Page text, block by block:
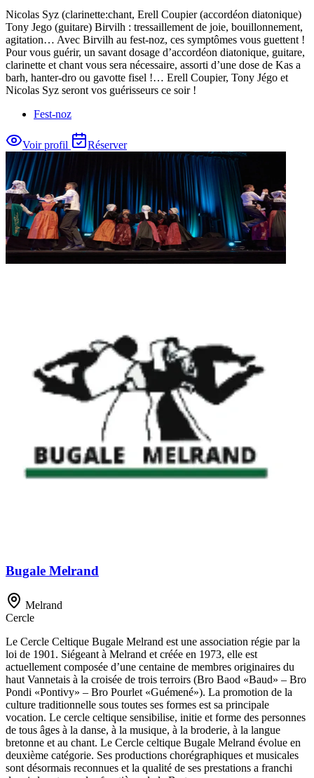
Nicolas Syz (clarinette:chant, Erell Coupier (accordéon diatonique)
Tony Jego (guitare) Birvilh : tressaillement de joie, bouillonnement,
agitation… Avec Birvilh au fest-noz, ces symptômes vous guettent !
Pour vous guérir, un savant dosage d’accordéon diatonique, guitare,
clarinette et chant vous sera nécessaire, assorti d’une dose de Kas a
barh, hanter-dro ou gavotte fisel !… Erell Coupier, Tony Jégo et
Nicolas Syz seront vos guérisseurs ce soir !
Fest-noz
Voir profil Réserver
Bugale Melrand
Melrand
Cercle
Le Cercle Celtique Bugale Melrand est une association régie par la
loi de 1901. Siégeant à Melrand et créée en 1973, elle est
actuellement composée d’une centaine de membres originaires du
haut Vannetais à la croisée de trois terroirs (Bro Baod «Baud» – Bro
Pondi «Pontivy» – Bro Pourlet «Guémené»). La promotion de la
culture traditionnelle sous toutes ses formes est sa principale
vocation. Le cercle celtique sensibilise, initie et forme des personnes
de tous âges à la danse, à la musique, à la broderie, à la langue
bretonne et au chant. Le Cercle celtique Bugale Melrand évolue en
deuxième catégorie. Ses productions chorégraphiques et musicales
sont désormais reconnues et la qualité de ses prestations a franchi